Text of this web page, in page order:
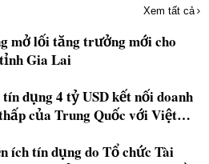
Xem tất cả
mở lối tăng trưởng mới cho
Gia Lai
dụng 4 tỷ USD kết nối doanh
của Trung Quốc với Việt
ích tín dụng do Tổ chức Tài